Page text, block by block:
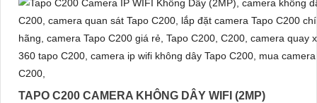
TAPO C200 CAMERA KHÔNG DÂY WIFI (2MP)